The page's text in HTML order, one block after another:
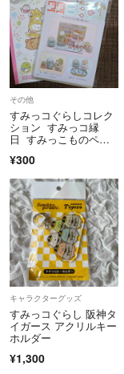
その他
すみっコぐらしコレク
ション すみっコ縁
日 すみっこものペー
¥300
キャラクターグッズ
すみっコぐらし 阪神タ
イガース アクリルキー
ホルダー
¥1,300